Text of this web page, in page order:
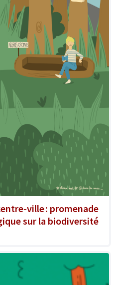
ville : promenade
sur la biodiversité